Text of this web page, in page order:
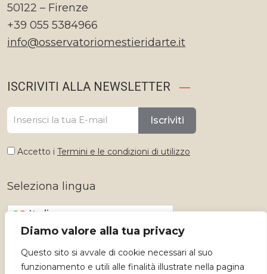
Diamo valore alla tua privacy
Questo sito si avvale di cookie necessari al suo
funzionamento e utili alle finalità illustrate nella pagina
50122 – Firenze
+39 055 5384966
info@osservatoriomestieridarte.it
ISCRIVITI ALLA NEWSLETTER
Iscriviti
Accetto i Termini e le condizioni di utilizzo
Seleziona lingua
Italiano